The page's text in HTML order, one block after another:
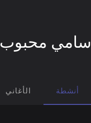
سامي محبوب
أنشطة الأغاني